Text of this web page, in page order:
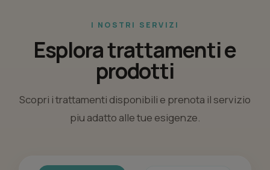
I NOSTRI SERVIZI
Esplora trattamenti e
prodotti
Scopri i trattamenti disponibili e prenota il servizio
piu adatto alle tue esigenze.